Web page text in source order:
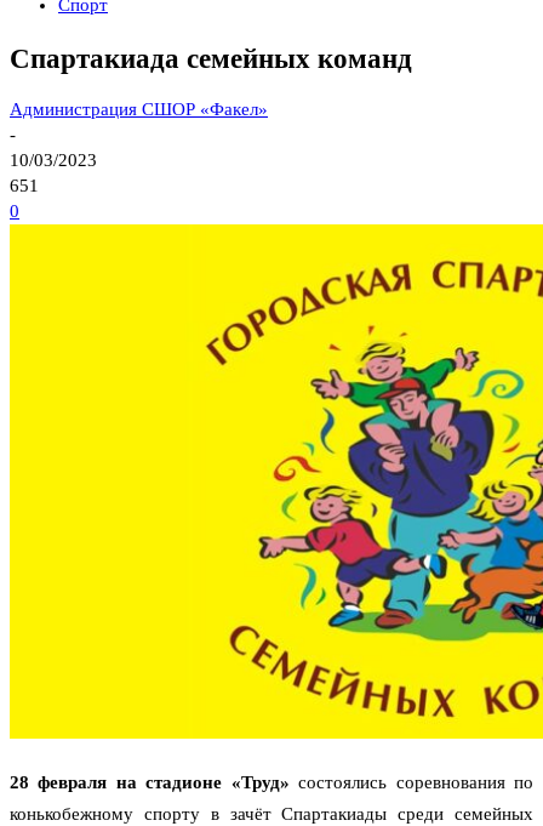
Спорт
Спартакиада семейных команд
Администрация СШОР «Факел»
-
10/03/2023
651
0
28 февраля на стадионе «Труд» состоялись соревнования по
конькобежному спорту в зачёт Спартакиады среди семейных